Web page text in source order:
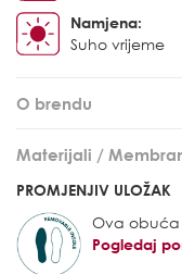
Namjena:
Suho vrijeme
O brendu
Materijali /
PROMJENJIV ULOŽAK
Ova obuća
Pogledaj